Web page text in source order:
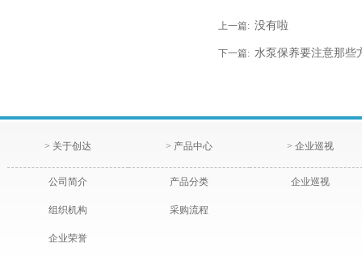
上一篇: 没有啦
下一篇: 水泵保养要注意那些
> 关于创达
公司简介
组织机构
企业荣誉
> 产品中心
产品分类
采购流程
> 企业巡视
企业巡视